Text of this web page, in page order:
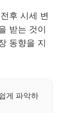
후 시세 변
받는 것이
동향을 지
게 파악하